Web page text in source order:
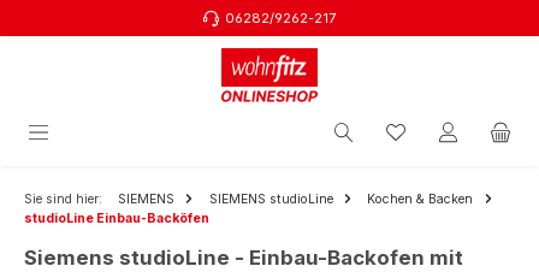
06282/9262-217
Sie sind hier: SIEMENS SIEMENS studioLine
Kochen & Backen
studioLine Einbau-Backöfen
Siemens studioLine - Einbau-Backofen mit